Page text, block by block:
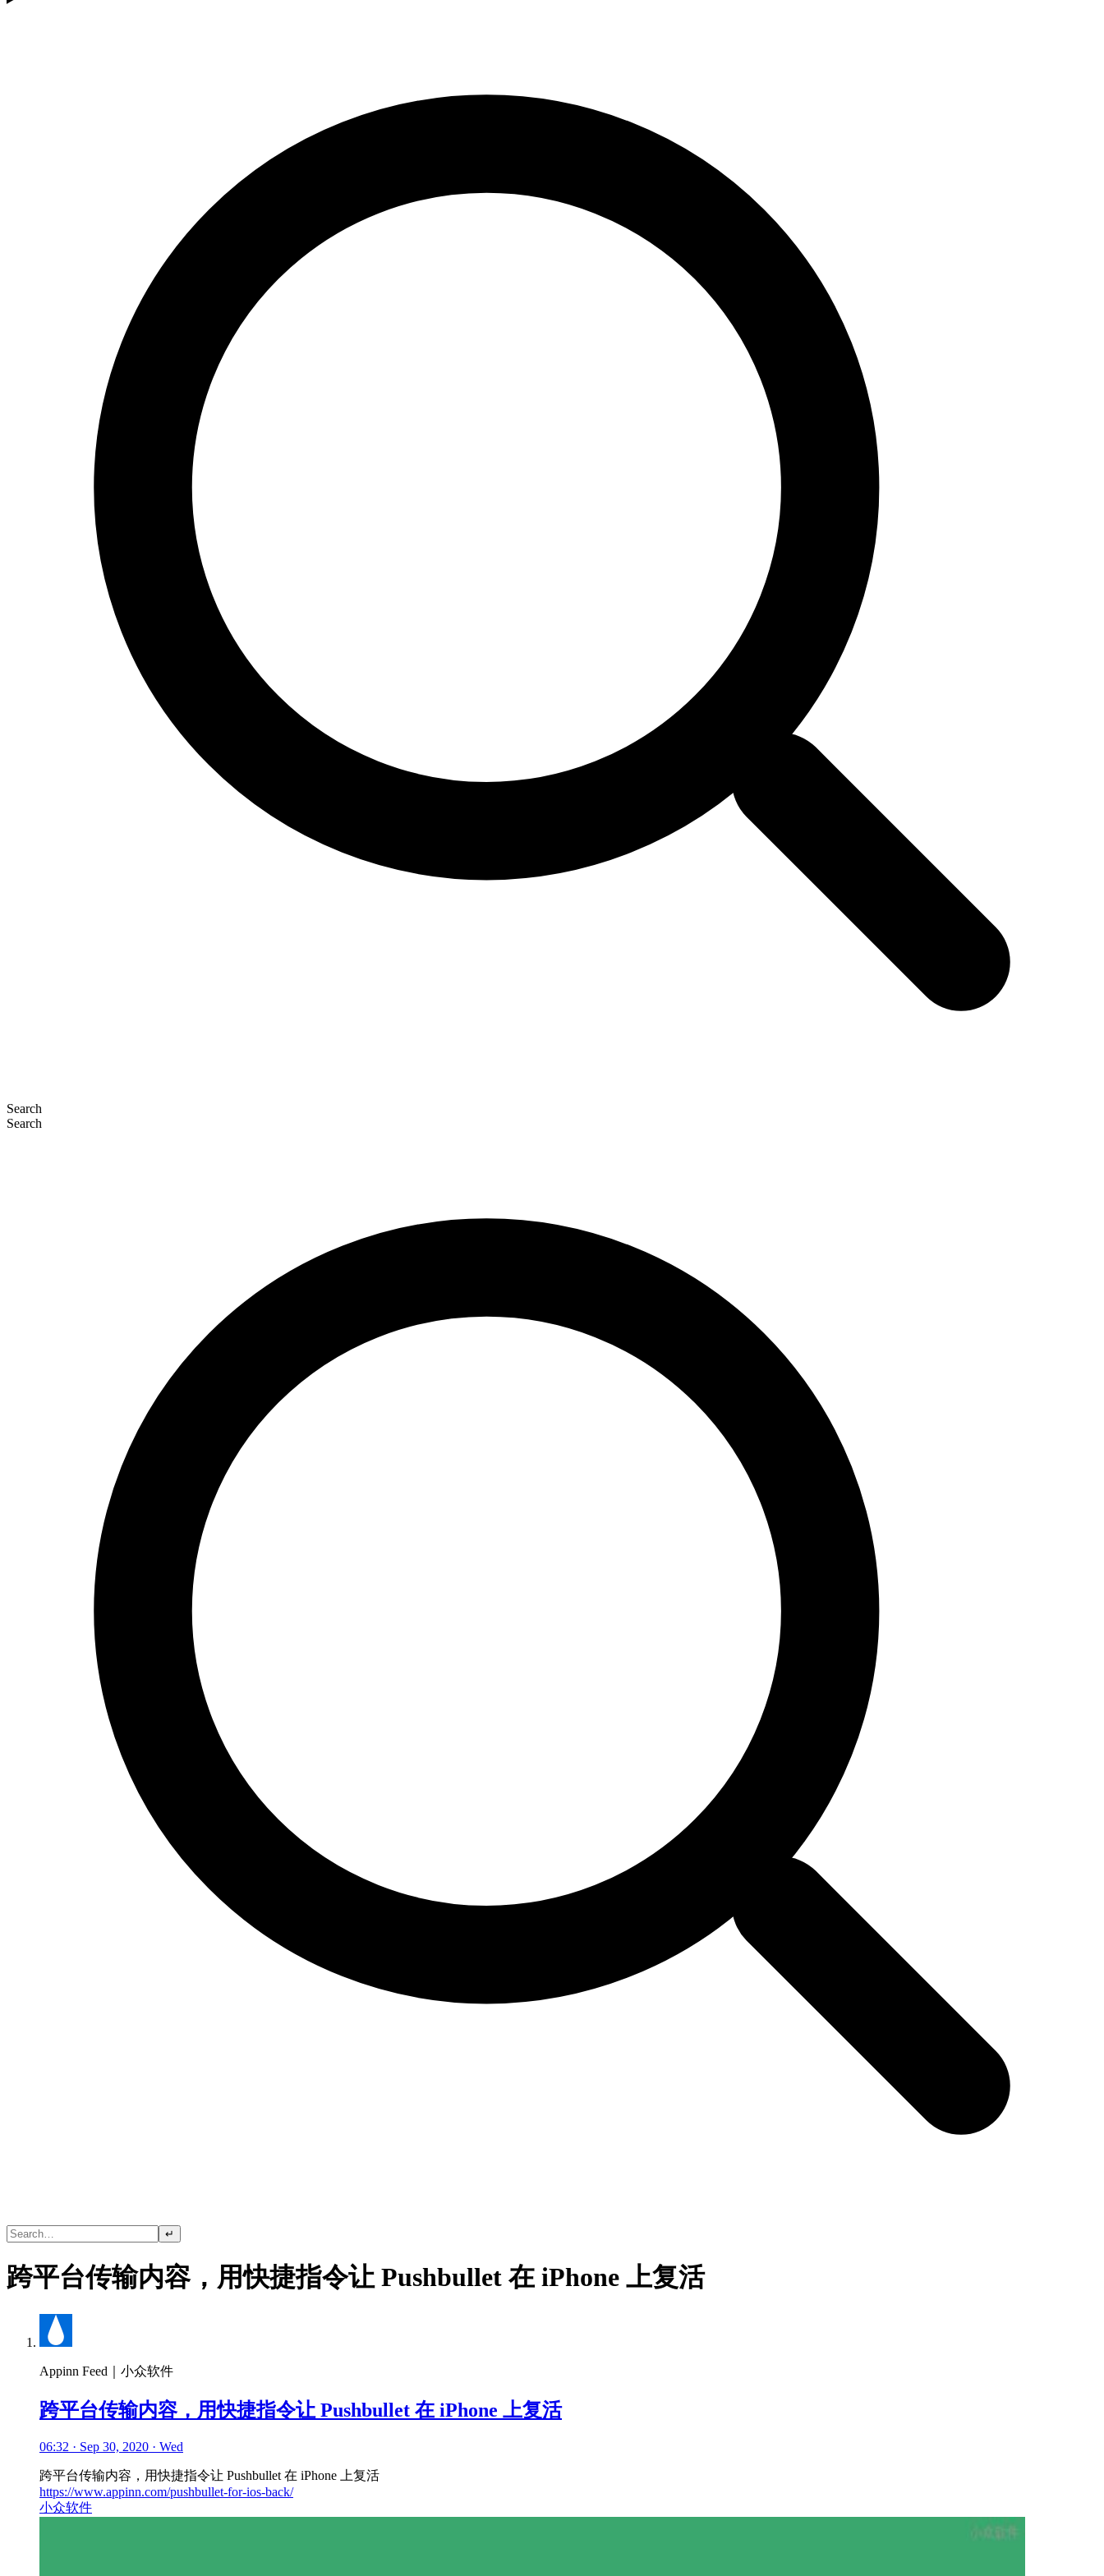
Search
Search
↵
跨平台传输内容，用快捷指令让 Pushbullet 在 iPhone 上复活
Appinn Feed｜小众软件
跨平台传输内容，用快捷指令让 Pushbullet 在 iPhone 上复活
06:32 · Sep 30, 2020 · Wed
跨平台传输内容，用快捷指令让 Pushbullet 在 iPhone 上复活
https://www.appinn.com/pushbullet-for-ios-back/
小众软件